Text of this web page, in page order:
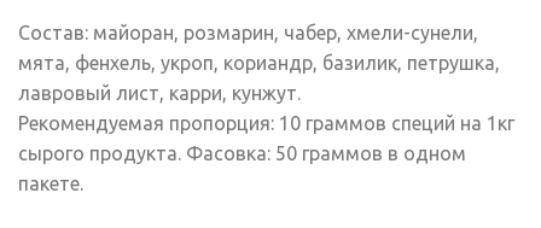
Состав: майоран, розмарин, чабер, хмели-сунели,
мята, фенхель, укроп, кориандр, базилик, петрушка,
лавровый лист, карри, кунжут.
Рекомендуемая пропорция: 10 граммов специй на 1кг
сырого продукта. Фасовка: 50 граммов в одном
пакете.